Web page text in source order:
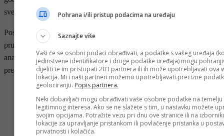
svemira, budući da orbitalna zagušenost postaje sve veći problem.
Posljednji spust svemirske letjelice mogao bi biti vidljiv kao svijetla
pruga tokom prolazaka prije zore na sjevernoj hemisferi, što
analitičari opisuju kao prikladan oproštaj od jednog od posljednjih
preostalih svjedoka sovjetskog planetarnog programa.
- OGLAS -
Pohrana i/ili pristup podacima na uređaju
Saznajte više
Vaši će se osobni podaci obrađivati, a podatke s vašeg uređaja
jedinstvene identifikatore i druge podatke uređaja) mogu
dijeliti te im pristupati 203 partnera ili ih može upotrebljavati ova
lokacija. Mi i naši partneri možemo upotrebljavati precizne
geolociranju. Popis partnera.
Neki dobavljači mogu obrađivati vaše osobne podatke na temelju
legitimnog interesa. Ako se ne slažete s tim, u nastavku možete
svojim opcijama. Potražite vezu pri dnu ove stranice ili na
lokacije za upravljanje pristankom ili povlačenje pristanka u
privatnosti i kolačića.